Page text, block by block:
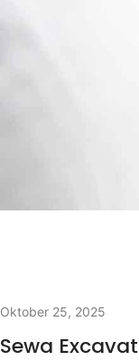
Oktober 25, 2025
Sewa